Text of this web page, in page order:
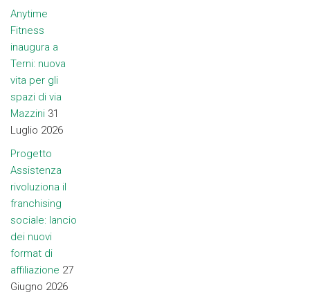
Anytime
Fitness
inaugura a
Terni: nuova
vita per gli
spazi di via
Mazzini 31
Luglio 2026
Progetto
Assistenza
rivoluziona il
franchising
sociale: lancio
dei nuovi
format di
affiliazione 27
Giugno 2026